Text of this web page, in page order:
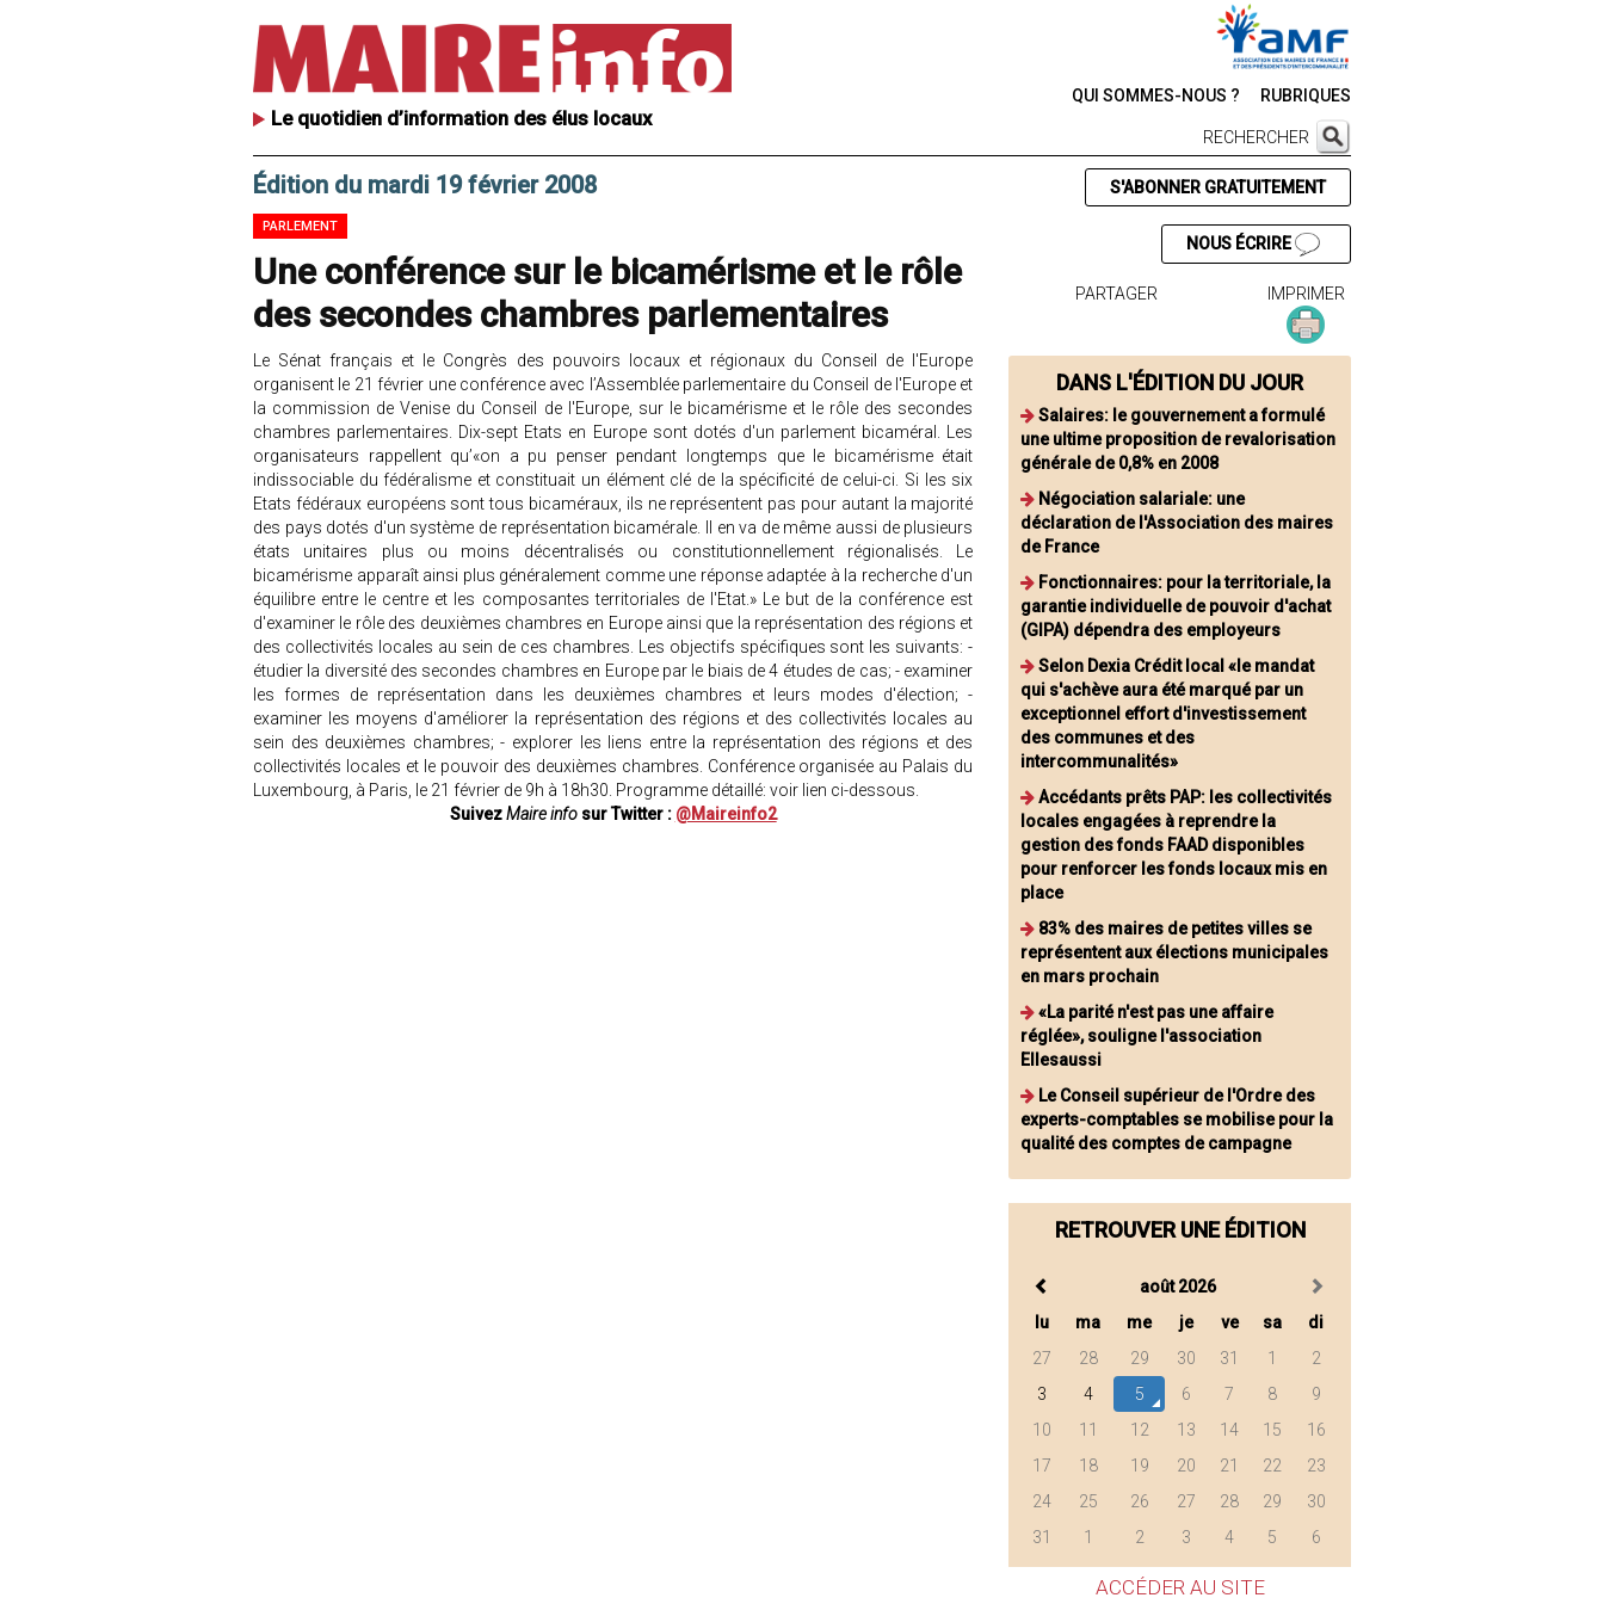
Le quotidien d’information des élus locaux
QUI SOMMES-NOUS ? RUBRIQUES
RECHERCHER
Édition du mardi 19 février 2008
PARLEMENT
Une conférence sur le bicamérisme et le rôle
des secondes chambres parlementaires
Le Sénat français et le Congrès des pouvoirs locaux et régionaux du Conseil de l'Europe
organisent le 21 février une conférence avec l’Assemblée parlementaire du Conseil de l'Europe et
la commission de Venise du Conseil de l'Europe, sur le bicamérisme et le rôle des secondes
chambres parlementaires. Dix-sept Etats en Europe sont dotés d'un parlement bicaméral. Les
organisateurs rappellent qu’«on a pu penser pendant longtemps que le bicamérisme était
indissociable du fédéralisme et constituait un élément clé de la spécificité de celui-ci. Si les six
Etats fédéraux européens sont tous bicaméraux, ils ne représentent pas pour autant la majorité
des pays dotés d'un système de représentation bicamérale. Il en va de même aussi de plusieurs
états unitaires plus ou moins décentralisés ou constitutionnellement régionalisés. Le
bicamérisme apparaît ainsi plus généralement comme une réponse adaptée à la recherche d'un
équilibre entre le centre et les composantes territoriales de l'Etat.» Le but de la conférence est
d'examiner le rôle des deuxièmes chambres en Europe ainsi que la représentation des régions et
des collectivités locales au sein de ces chambres. Les objectifs spécifiques sont les suivants: -
étudier la diversité des secondes chambres en Europe par le biais de 4 études de cas; - examiner
les formes de représentation dans les deuxièmes chambres et leurs modes d'élection; -
examiner les moyens d'améliorer la représentation des régions et des collectivités locales au
sein des deuxièmes chambres; - explorer les liens entre la représentation des régions et des
collectivités locales et le pouvoir des deuxièmes chambres. Conférence organisée au Palais du
Luxembourg, à Paris, le 21 février de 9h à 18h30. Programme détaillé: voir lien ci-dessous.
SuivezMaire infosur Twitter : @Maireinfo2
S'ABONNER GRATUITEMENT
NOUS ÉCRIRE
PARTAGER IMPRIMER
DANS L'ÉDITION DU JOUR
Salaires: le gouvernement a formulé
une ultime proposition de revalorisation
générale de 0,8% en 2008
Négociation salariale: une
déclaration de l'Association des maires
de France
Fonctionnaires: pour la territoriale, la
garantie individuelle de pouvoir d'achat
(GIPA) dépendra des employeurs
Selon Dexia Crédit local «le mandat
qui s'achève aura été marqué par un
exceptionnel effort d'investissement
des communes et des
intercommunalités»
Accédants prêts PAP: les collectivités
locales engagées à reprendre la
gestion des fonds FAAD disponibles
pour renforcer les fonds locaux mis en
place
83% des maires de petites villes se
représentent aux élections municipales
en mars prochain
«La parité n'est pas une affaire
réglée», souligne l'association
Ellesaussi
Le Conseil supérieur de l'Ordre des
experts-comptables se mobilise pour la
qualité des comptes de campagne
RETROUVER UNE ÉDITION
août 2026
lu
ma me je ve sa
di
27
28 29 30 31 1
2
3
4 5 6 7 8
9
10
11 12 13 14 15
16
17
18 19 20 21 22
23
24
25 26 27 28 29
30
31
1 2 3 4 5 6
ACCÉDER AU SITE